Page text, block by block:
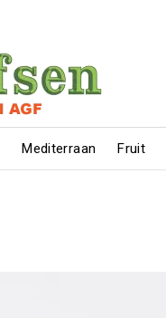
Mediterraan Fruit